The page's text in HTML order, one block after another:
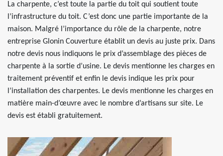
La charpente, c’est toute la partie du toit qui soutient toute
l’infrastructure du toit. C’est donc une partie importante de la
maison. Malgré l’importance du rôle de la charpente, notre
entreprise Glonin Couverture établit un devis au juste prix. Dans
notre devis nous indiquons le prix d’assemblage des pièces de
charpente à la sortie d’usine. Le devis mentionne les charges en
traitement préventif et enfin le devis indique les prix pour
l’installation des charpentes. Le devis mentionne les charges en
matière main-d’œuvre avec le nombre d’artisans sur site. Le
devis est établi gratuitement.